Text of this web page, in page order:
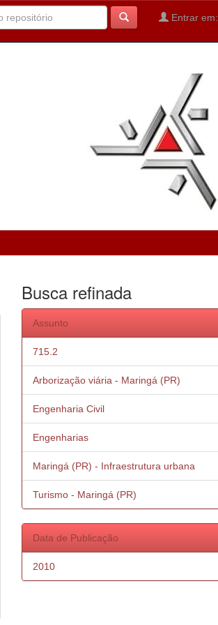
Entrar em:
Busca refinada
Assunto
715.2
Arborização viária - Maringá (PR)
Engenharia Civil
Engenharias
Maringá (PR) - Infraestrutura urbana
Turismo - Maringá (PR)
Data de Publicação
2010